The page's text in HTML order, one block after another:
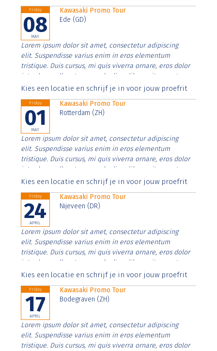
Friday
08
MAY
Kawasaki Promo Tour
Ede (GD)
Lorem ipsum dolor sit amet, consectetur adipiscing
elit. Suspendisse varius enim in eros elementum
tristique. Duis cursus, mi quis viverra ornare, eros dolor
interdum nulla, ut commodo diam libero vitae erat.
Aenean faucibus nibh et justo cursus id rutrum lorem
Kies een locatie en schrijf je in voor jouw proefrit
Friday
01
MAY
Kawasaki Promo Tour
Rotterdam (ZH)
Lorem ipsum dolor sit amet, consectetur adipiscing
elit. Suspendisse varius enim in eros elementum
tristique. Duis cursus, mi quis viverra ornare, eros dolor
interdum nulla, ut commodo diam libero vitae erat.
Aenean faucibus nibh et justo cursus id rutrum lorem
Kies een locatie en schrijf je in voor jouw proefrit
Friday
24
APRIL
Kawasaki Promo Tour
Nijeveen (DR)
Lorem ipsum dolor sit amet, consectetur adipiscing
elit. Suspendisse varius enim in eros elementum
tristique. Duis cursus, mi quis viverra ornare, eros dolor
interdum nulla, ut commodo diam libero vitae erat.
Aenean faucibus nibh et justo cursus id rutrum lorem
Kies een locatie en schrijf je in voor jouw proefrit
Friday
17
APRIL
Kawasaki Promo Tour
Bodegraven (ZH)
Lorem ipsum dolor sit amet, consectetur adipiscing
elit. Suspendisse varius enim in eros elementum
tristique. Duis cursus, mi quis viverra ornare, eros dolor